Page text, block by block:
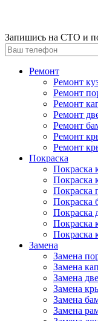
Запишись на СТО и
Ремонт
Ремонт
Ремонт
Ремонт
Ремонт
Ремонт
Ремонт
Ремонт
Покраска
Покраска
Покраска
Покраска
Покраска
Покраска
Покраска
Покраска
Замена
Замена
Замена
Замена
Замена
Замена
Замена